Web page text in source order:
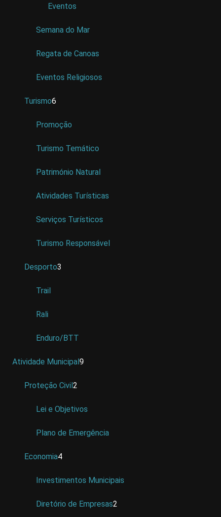
Eventos
Semana do Mar
Regata de Canoas
Eventos Religiosos
Turismo6
Promoção
Turismo Temático
Património Natural
Atividades Turísticas
Serviços Turísticos
Turismo Responsável
Desporto3
Trail
Rali
Enduro/BTT
Atividade Municipal9
Proteção Civil2
Lei e Objetivos
Plano de Emergência
Economia4
Investimentos Municipais
Diretório de Empresas2